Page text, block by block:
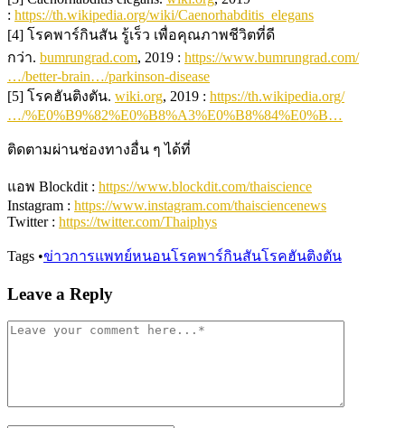
: https://th.wikipedia.org/wiki/Caenorhabditis_elegans
[4] โรคพาร์กินสัน รู้เร็ว เพื่อคุณภาพชีวิตที่ดี
กว่า. bumrungrad.com, 2019 : https://www.bumrungrad.com/
…/better-brain…/parkinson-disease
[5] โรคฮันติงตัน. wiki.org, 2019 : https://th.wikipedia.org/
…/%E0%B9%82%E0%B8%A3%E0%B8%84%E0%B…
ติดตามผ่านช่องทางอื่น ๆ ได้ที่
แอพ Blockdit : https://www.blockdit.com/thaiscience
Instagram : https://www.instagram.com/thaisciencenews
Twitter : https://twitter.com/Thaiphys
Tags •ข่าวการแพทย์หนอนโรคพาร์กินสันโรคฮันติงตัน
Leave a Reply